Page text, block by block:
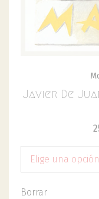
Javier De
Elige una opción
Borrar